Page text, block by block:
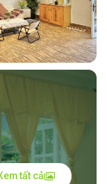
tất cả